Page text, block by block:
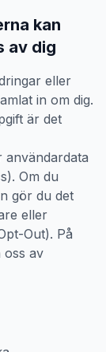
kan
av dig
eller
in om dig.
är det
användardata
Om du
gör du det
eller
Out). På
oss av